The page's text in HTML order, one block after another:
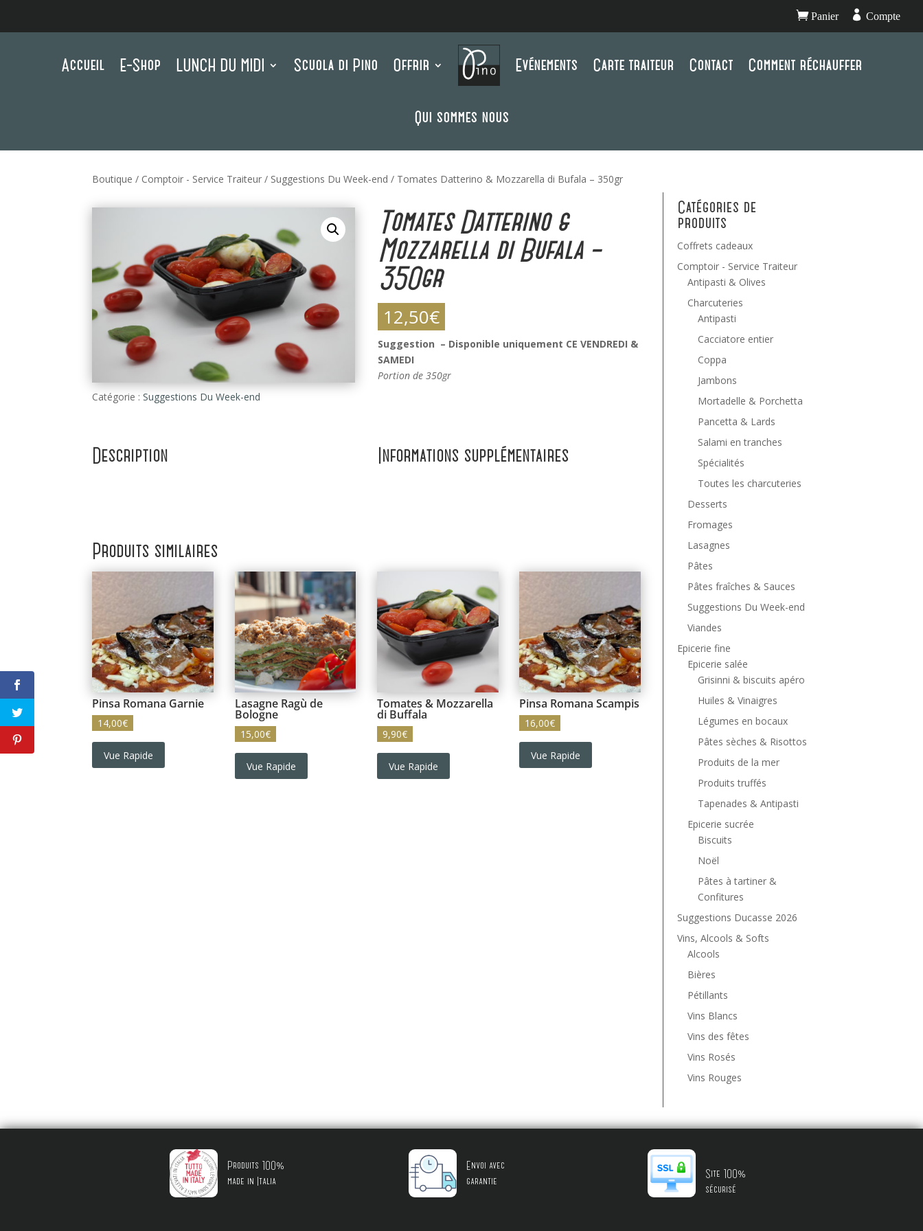
Panier  Compte
Accueil E-Shop LUNCH DU MIDI Scuola di Pino Offrir Evénements Carte traiteur Contact Comment réchauffer
Qui sommes nous
Boutique / Comptoir - Service Traiteur / Suggestions Du Week-end / Tomates Datterino & Mozzarella di Bufala – 350gr
Catégorie :Suggestions Du Week-end
Tomates Datterino &
Mozzarella di Bufala –
350gr
12,50€
Suggestion – Disponible uniquement CE VENDREDI &
SAMEDI
Portion de 350gr
Description Informations supplémentaires
Produits similaires
Pinsa Romana Garnie
14,00€
Vue Rapide
Lasagne Ragù de
Bologne
15,00€
Vue Rapide
Tomates & Mozzarella
di Buffala
9,90€
Vue Rapide
Pinsa Romana Scampis
16,00€
Vue Rapide
Catégories de
produits
Coffrets cadeaux
Comptoir - Service Traiteur
Antipasti & Olives
Charcuteries
Antipasti
Cacciatore entier
Coppa
Jambons
Mortadelle & Porchetta
Pancetta & Lards
Salami en tranches
Spécialités
Toutes les charcuteries
Desserts
Fromages
Lasagnes
Pâtes
Pâtes fraîches & Sauces
Suggestions Du Week-end
Viandes
Epicerie fine
Epicerie salée
Grisinni & biscuits apéro
Huiles & Vinaigres
Légumes en bocaux
Pâtes sèches & Risottos
Produits de la mer
Produits truffés
Tapenades & Antipasti
Epicerie sucrée
Biscuits
Noël
Pâtes à tartiner &
Confitures
Suggestions Ducasse 2026
Vins, Alcools & Softs
Alcools
Bières
Pétillants
Vins Blancs
Vins des fêtes
Vins Rosés
Vins Rouges
Produits 100%
made in Italia
Envoi avec
garantie
Site 100%
sécurisé